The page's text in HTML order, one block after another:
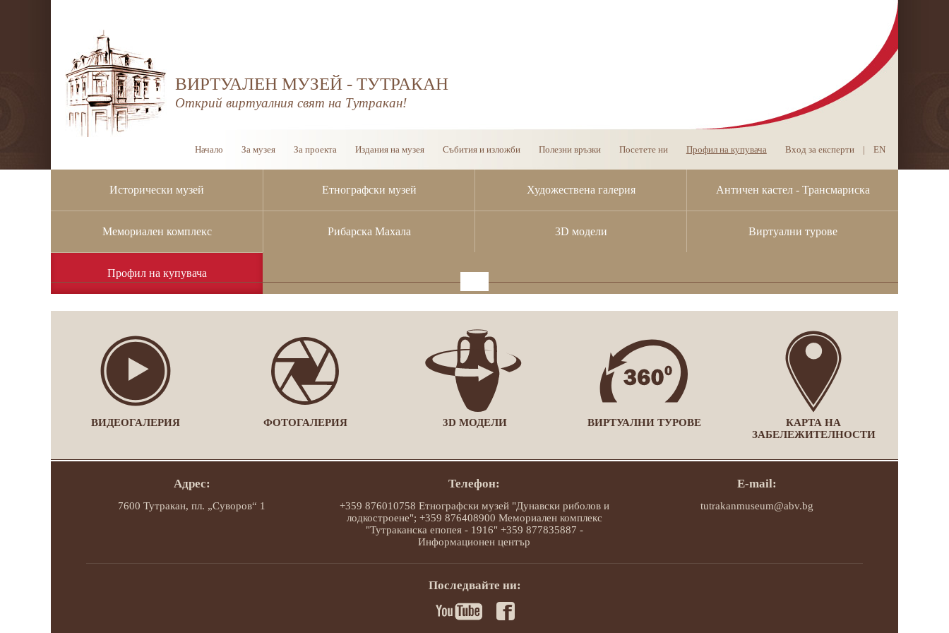
ВИРТУАЛЕН МУЗЕЙ - ТУТРАКАН
Открий виртуалния свят на Тутракан!
Исторически музей Етнографски музей Художествена галерия Античен кастел - Трансмариска
Мемориален комплекс Рибарска Махала 3D модели Виртуални турове
Профил на купувача
Начало За музея За проекта Издания на музея Събития и изложби Полезни връзки Посетете ни Профил на купувача Вход за експерти | EN
ВИДЕОГАЛЕРИЯ ФОТОГАЛЕРИЯ 3D МОДЕЛИ ВИРТУАЛНИ ТУРОВЕ
КАРТА НА
ЗАБЕЛЕЖИТЕЛНОСТИ
Адрес:
7600 Тутракан, пл. „Суворов“ 1
Телефон:
+359 876010758 Етнографски музей "Дунавски риболов и
лодкостроене"; +359 876408900 Мемориален комплекс
"Тутраканска епопея - 1916" +359 877835887 -
Информационен център
E-mail:
tutrakanmuseum@abv.bg
Последвайте ни: